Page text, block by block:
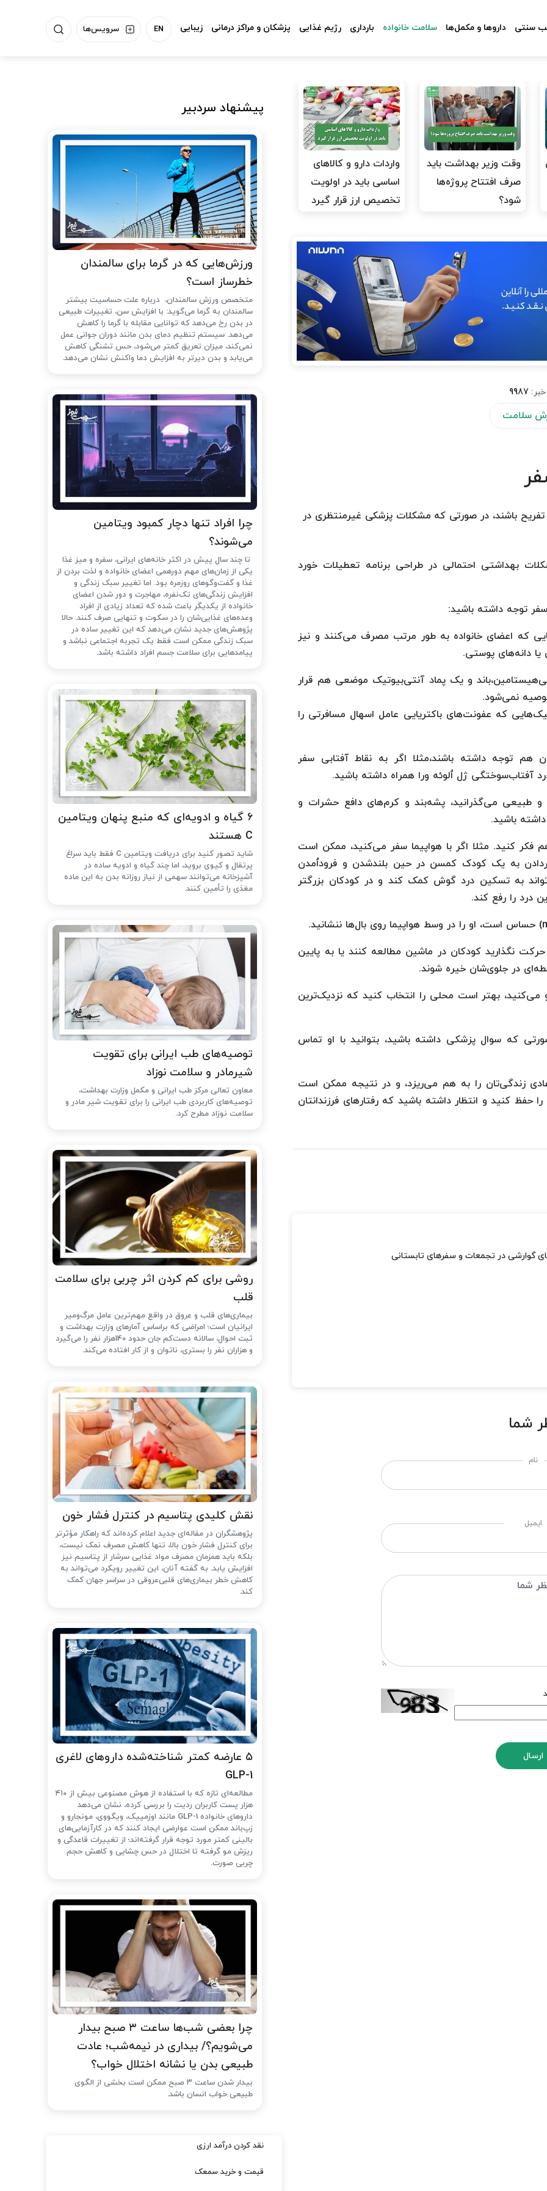
سرویس‌ها EN سنتی داروها و مکمل‌ها سلامت خانواده بارداری رژیم غذایی پزشکان و مراکز درمانی زیبایی
وقت وزیر بهداشت باید
صرف افتتاح پروژه‌ها
شود؟
واردات دارو و کالاهای
اساسی باید در اولویت
تخصیص ارز قرار گیرد
9987
سلامت
باشند، در صورتی که مشکلات پزشکی غیرمنتظری در
بهداشتی احتمالی در طراحی برنامه تعطیلات خورد
توجه داشته باشید:
که اعضای خانواده به طور مرتب مصرف می‌کنند و نیز
یا دانه‌های پوستی.
و یک پماد آنتی‌بیوتیک موضعی هم قرار
نمی‌شود.
که عفونت‌های باکتریایی عامل اسهال مسافرتی را
توجه داشته باشند،مثلا اگر به نقاط آفتابی سفر
آفتاب‌سوختگی ژل ٱلوئه ورا همراه داشته باشید.
طبیعی می‌گذرانید، پشه‌بند و کرم‌های دافع حشرات و
باشید.
کنید. مثلا اگر با هواپیما سفر می‌کنید، ممکن است
به یک کودک کمسن در حین بلندشدن و فرودٱمدن
به تسکین درد گوش کمک کند و در کودکان بزرگتر
درد را رفع کند.
نگذارید کودکان در ماشین مطالعه کنند یا به پایین
در جلوی‌شان خیره شوند.
می‌کنید، بهتر است محلی را انتخاب کنید که نزدیک‌ترین
که سوال پزشکی داشته باشید، بتوانید با او تماس
زندگی‌تان را به هم می‌ریزد، و در نتیجه ممکن است
حفظ کنید و انتظار داشته باشید که رفتارهای فرزندانتان
گوارشی در تجمعات و سفرهای تابستانی
شما
نام
ایمیل
ارسال
پیشنهاد سردبیر
ورزش‌هایی که در گرما برای سالمندان
خطرساز است؟
متخصص ورزش سالمندان، درباره علت حساسیت بیشتر
سالمندان به گرما می‌گوید: با افزایش سن، تغییرات طبیعی
در بدن رخ می‌دهد که توانایی مقابله با گرما را کاهش
می‌دهد. سیستم تنظیم دمای بدن مانند دوران جوانی عمل
نمی‌کند، میزان تعریق کمتر می‌شود، حس تشنگی کاهش
می‌یابد و بدن دیرتر به افزایش دما واکنش نشان می‌دهد.
چرا افراد تنها دچار کمبود ویتامین
می‌شوند؟
تا چند سال پیش در اکثر خانه‌های ایرانی، سفره و میز غذا
یکی از زمان‌های مهم دورهمی اعضای خانواده و لذت بردن از
غذا و گفت‌وگوهای روزمره بود. اما تغییر سبک زندگی و
افزایش زندگی‌های تک‌نفره، مهاجرت و دور شدن اعضای
خانواده از یکدیگر باعث شده که تعداد زیادی از افراد
وعده‌های غذایی‌شان را در سکوت و تنهایی صرف کنند. حالا
پژوهش‌های جدید نشان می‌دهد که این تغییر ساده در
سبک زندگی ممکن است فقط یک تجربه اجتماعی نباشد و
پیامدهایی برای سلامت جسم افراد داشته باشد.
۶ گیاه و ادویه‌ای که منبع پنهان ویتامین
C هستند
شاید تصور کنید برای دریافت ویتامین C فقط باید سراغ
پرتقال و کیوی بروید، اما چند گیاه و ادویه ساده در
آشپزخانه می‌توانند سهمی از نیاز روزانه بدن به این ماده
مغذی را تأمین کنند.
توصیه‌های طب ایرانی برای تقویت
شیرمادر و سلامت نوزاد
معاون تعالی مرکز طب ایرانی و مکمل وزارت بهداشت،
توصیه‌های کاربردی طب ایرانی را برای تقویت شیر مادر و
سلامت نوزاد مطرح کرد.
روشی برای کم کردن اثر چربی برای سلامت
قلب
بیماری‌های قلب و عروق در واقع مهم‌ترین عامل مرگ‌ومیر
ایرانیان است؛ امراضی که براساس آمارهای وزارت بهداشت و
ثبت احوال، سالانه دست‌کم جان حدود 140هزار نفر را می‌گیرد
و هزاران نفر را بستری، ناتوان و از کار افتاده می‌کند.
نقش کلیدی پتاسیم در کنترل فشار خون
پژوهشگران در مقاله‌ای جدید اعلام کرده‌اند که راهکار مؤثرتر
برای کنترل فشار خون بالا، تنها کاهش مصرف نمک نیست،
بلکه باید همزمان مصرف مواد غذایی سرشار از پتاسیم نیز
افزایش یابد. به گفته آنان، این تغییر رویکرد می‌تواند به
کاهش خطر بیماری‌های قلبی‌عروقی در سراسر جهان کمک
کند.
۵ عارضه کمتر شناخته‌شده داروهای لاغری
GLP-1
مطالعه‌ای تازه که با استفاده از هوش مصنوعی بیش از ۴۱۰
هزار پست کاربران ردیت را بررسی کرده، نشان می‌دهد
داروهای خانواده GLP-1 مانند اوزمپیک، ویگووی، مونجارو و
زپ‌باند ممکن است عوارضی ایجاد کنند که در کارآزمایی‌های
بالینی کمتر مورد توجه قرار گرفته‌اند؛ از تغییرات قاعدگی و
ریزش مو گرفته تا اختلال در حس چشایی و کاهش حجم
چربی صورت.
چرا بعضی شب‌ها ساعت ۳ صبح بیدار
می‌شویم؟/ بیداری در نیمه‌شب؛ عادت
طبیعی بدن یا نشانه اختلال خواب؟
بیدار شدن ساعت ۳ صبح ممکن است بخشی از الگوی
طبیعی خواب انسان باشد.
نقد کردن درآمد ارزی
قیمت و خرید سمعک